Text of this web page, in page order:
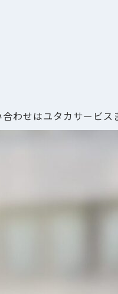
合わせはユタカサービ